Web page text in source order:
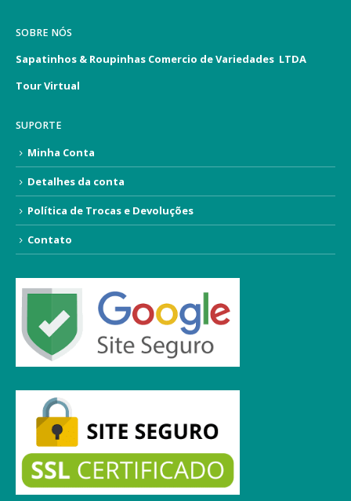
SOBRE NÓS
Sapatinhos & Roupinhas Comercio de Variedades LTDA
Tour Virtual
SUPORTE
Minha Conta
Detalhes da conta
Política de Trocas e Devoluções
Contato